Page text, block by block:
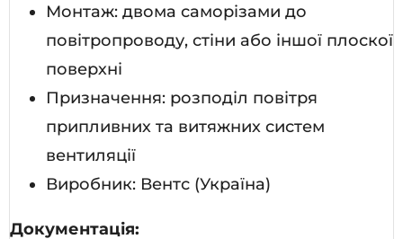
Монтаж: двома саморізами до
повітропроводу, стіни або іншої плоскої
поверхні
Призначення: розподіл повітря
припливних та витяжних систем
вентиляції
Виробник: Вентс (Україна)
Документація: